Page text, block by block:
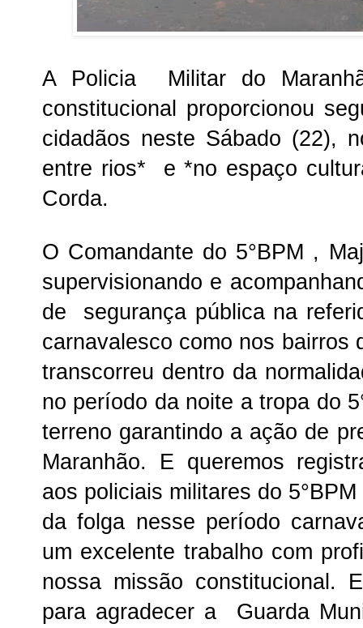
A Policia Militar do
constitucional proporcionou
cidadãos neste Sábado (22),
entre rios* e *no espaço
Corda.
O Comandante do 5°BPM ,
supervisionando e
de segurança pública na
carnavalesco como nos bairros
transcorreu dentro da
no período da noite a tropa do
terreno garantindo a ação de
Maranhão. E queremos
aos policiais militares do
da folga nesse período
um excelente trabalho com
nossa missão constitucional.
para agradecer a Guarda